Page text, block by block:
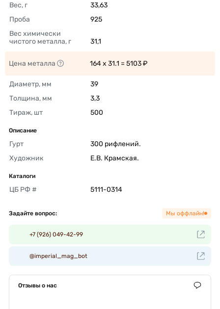
Вес, г
33,63
Проба
925
Вес химически
чистого металла, г
31,1
Цена металла 164 x 31.1 = 5103 ₽
Диаметр, мм
39
Толщина, мм
3,3
Тираж, шт
500
Описание
Гурт
300 рифлений.
Художник
Е.В. Крамская.
Каталоги
ЦБ РФ # 5111-0314
Задайте вопрос: Мы оффлайн!
+7 (926) 049-42-99
@imperial_mag_bot
Отзывы о нас